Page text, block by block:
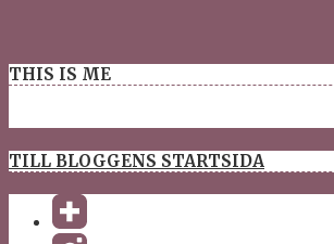
THIS IS ME
TILL BLOGGENS STARTSIDA